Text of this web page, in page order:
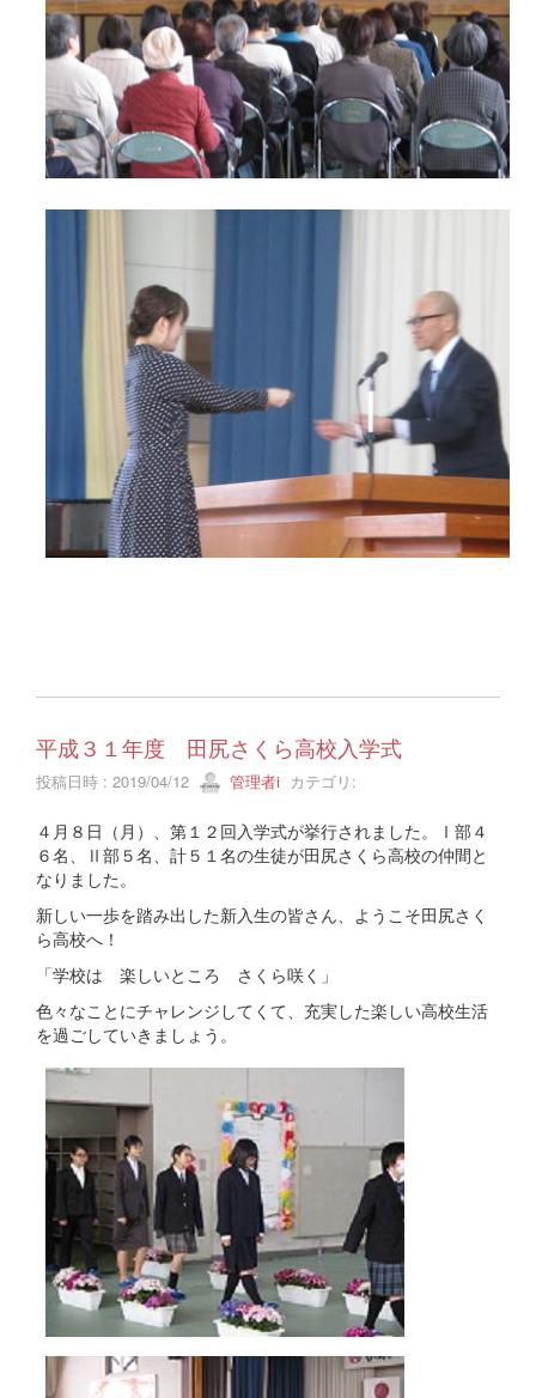
平成３１年度 田尻さくら高校入学式
投稿日時 : 2019/04/12 管理者i カテゴリ:
４月８日（月）、第１２回入学式が挙行されました。Ⅰ部４
６名、Ⅱ部５名、計５１名の生徒が田尻さくら高校の仲間と
なりました。
新しい一歩を踏み出した新入生の皆さん、ようこそ田尻さく
ら高校へ！
「学校は 楽しいところ さくら咲く」
色々なことにチャレンジしてくて、充実した楽しい高校生活
を過ごしていきましょう。